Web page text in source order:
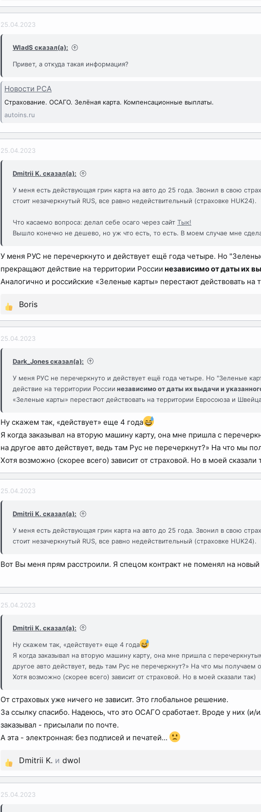
е
25.04.2023
WladS сказал(а):
Привет, а откуда такая информация?
Новости РСА
Страхование. ОСАГО. Зелёная карта. Компенсационные выплаты.
autoins.ru
25.04.2023
Dmitrii K. сказал(а):
У меня есть действующая грин карта на авто до 25 года. Звонил в свою
стоит незачеркнутый RUS, все равно недействительный (страховке HUK24).
Что касаемо вопроса: делал себе осаго через сайт Тык!
Вышло конечно не дешево, но уж что есть, то есть. В моем случае мне
У меня РУС не перечеркнуто и действует ещё года четыре. Но
прекращают действие на территории России независимо от даты их
Аналогично и российские «Зеленые карты» перестают действовать
Р
е
Boris
25.04.2023
Dark_Jones сказал(а):
У меня РУС не перечеркнуто и действует ещё года четыре. Но "Зеленые
действие на территории России независимо от даты их выдачи и
«Зеленые карты» перестают действовать на территории Евросоюза и
Ну скажем так, «действует» еще 4 года
Я когда заказывал на вторую машину карту, она мне пришла с
на другое авто действует, ведь там Рус не перечеркнут?» На что мы
Хотя возможно (скорее всего) зависит от страховой. Но в моей сказали
25.04.2023
Dmitrii K. сказал(а):
У меня есть действующая грин карта на авто до 25 года. Звонил в свою
стоит незачеркнутый RUS, все равно недействительный (страховке HUK24).
Вот Вы меня прям расстроили. Я спецом контракт не поменял на
25.04.2023
Dmitrii K. сказал(а):
Ну скажем так, «действует» еще 4 года
Я когда заказывал на вторую машину карту, она мне пришла с
другое авто действует, ведь там Рус не перечеркнут?» На что мы получаем
Хотя возможно (скорее всего) зависит от страховой. Но в моей сказали так)
От страховых уже ничего не зависит. Это глобальное решение.
За ссылку спасибо. Надеюсь, что это ОСАГО сработает. Вроде у них
заказывал - присылали по почте.
А эта - электронная: без подписей и печатей...
Р
е
Dmitrii K. и dwol
25.04.2023